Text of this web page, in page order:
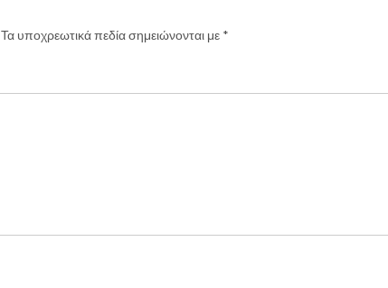
Τα υποχρεωτικά πεδία σημειώνονται με *